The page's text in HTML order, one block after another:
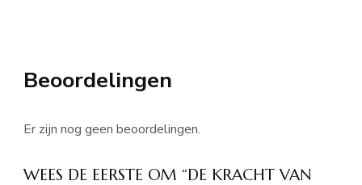
Beoordelingen
Er zijn nog geen beoordelingen.
WEES DE EERSTE OM “DE KRACHT VAN